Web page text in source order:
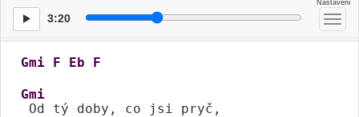
3:20
Gmi F Eb F
Gmi
Od tý doby, co jsi pryč,